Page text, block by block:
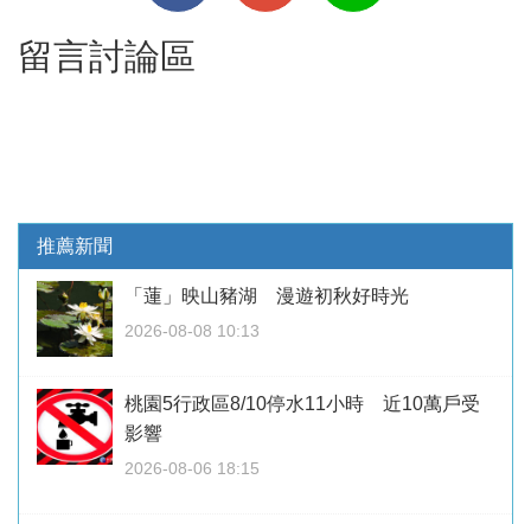
留言討論區
推薦新聞
「蓮」映山豬湖 漫遊初秋好時光
2026-08-08 10:13
桃園5行政區8/10停水11小時 近10萬戶受
影響
2026-08-06 18:15